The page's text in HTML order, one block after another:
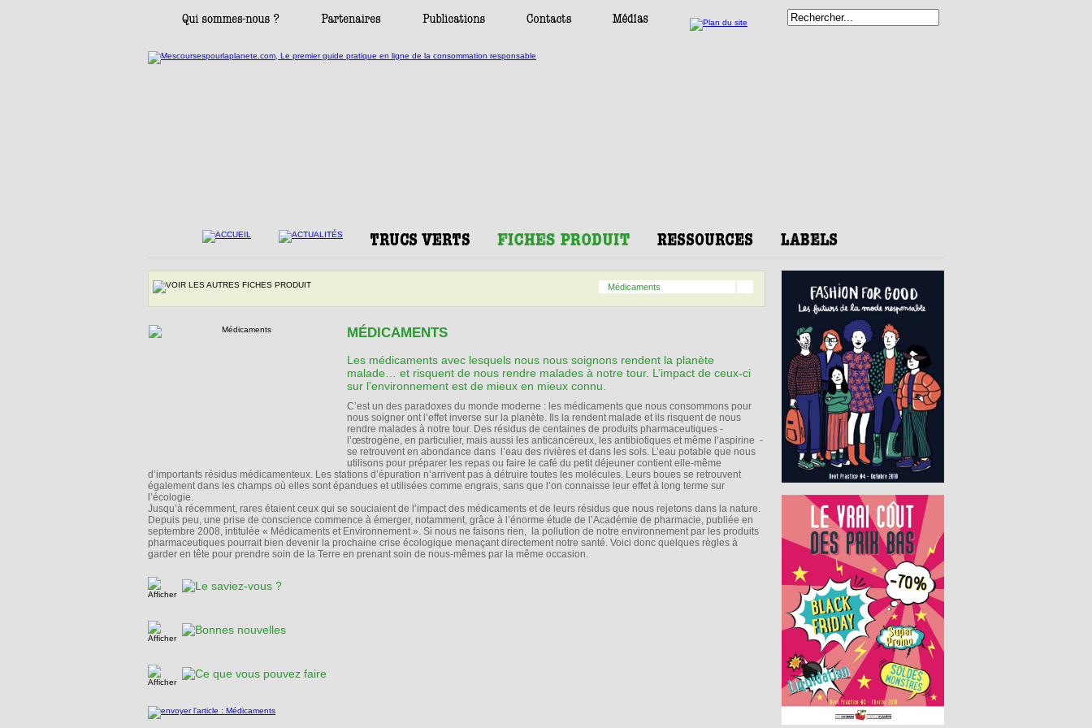
Médicaments
MÉDICAMENTS
Les médicaments avec lesquels nous nous soignons rendent la planète
malade… et risquent de nous rendre malades à notre tour. L’impact de ceux-ci
sur l’environnement est de mieux en mieux connu.
C’est un des paradoxes du monde moderne : les médicaments que nous consommons pour
nous soigner ont l’effet inverse sur la planète. Ils la rendent malade et ils risquent de nous
rendre malades à notre tour. Des résidus de centaines de produits pharmaceutiques -
l’œstrogène, en particulier, mais aussi les anticancéreux, les antibiotiques et même l’aspirine -
se retrouvent en abondance dans l’eau des rivières et dans les sols. L’eau potable que nous
utilisons pour préparer les repas ou faire le café du petit déjeuner contient elle-même
d’importants résidus médicamenteux. Les stations d’épuration n’arrivent pas à détruire toutes les molécules. Leurs boues se retrouvent
également dans les champs où elles sont épandues et utilisées comme engrais, sans que l’on connaisse leur effet à long terme sur
l’écologie.
Jusqu’à récemment, rares étaient ceux qui se souciaient de l’impact des médicaments et de leurs résidus que nous rejetons dans la nature.
Depuis peu, une prise de conscience commence à émerger, notamment, grâce à l’énorme étude de l’Académie de pharmacie, publiée en
septembre 2008, intitulée « Médicaments et Environnement ». Si nous ne faisons rien, la pollution de notre environnement par les produits
pharmaceutiques pourrait bien devenir la prochaine crise écologique menaçant directement notre santé. Voici donc quelques règles à
garder en tête pour prendre soin de la Terre en prenant soin de nous-mêmes par la même occasion.